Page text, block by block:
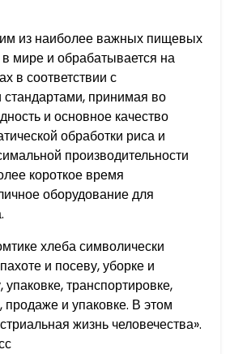
из наиболее важных пищевых
в мире и обрабатывается на
в соответствии с
принимая во
и основное качество
обработки риса и
производительности
короткое время
оборудование для
хлеба символически
и посеву, уборке и
транспортировке,
и упаковке. В этом
жизнь человечества».